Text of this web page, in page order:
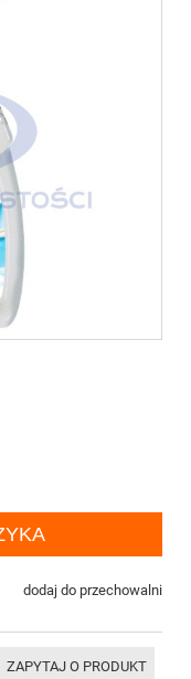
dodaj do przechowalni
ZAPYTAJ O PRODUKT